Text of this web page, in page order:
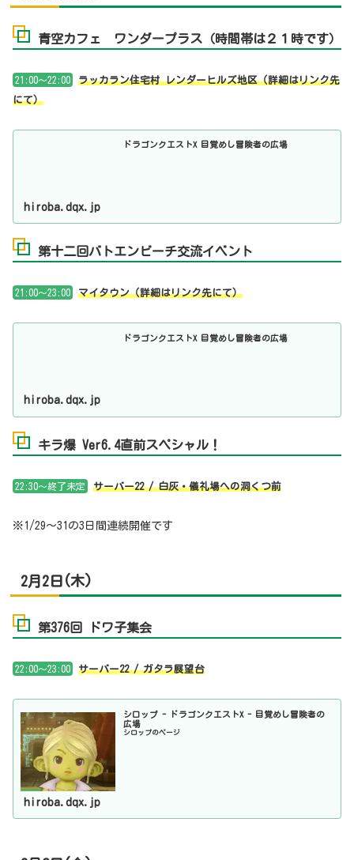
青空カフェ ワンダープラス（時間帯は２１時です）
21:00～22:00
ラッカラン住宅村 レンダーヒルズ地区（詳細はリンク先
にて）
ドラゴンクエストX 目覚めし冒険者の広場
hiroba.dqx.jp
第十二回バトエンビーチ交流イベント
21:00～23:00 マイタウン（詳細はリンク先にて）
ドラゴンクエストX 目覚めし冒険者の広場
hiroba.dqx.jp
キラ爆 Ver6.4直前スペシャル！
22:30～終了未定 サーバー22 / 白灰・儀礼場への洞くつ前
※1/29～31の3日間連続開催です
2月2日(木)
第376回 ドワ子集会
22:00～23:00 サーバー22 / ガタラ展望台
シロップ - ドラゴンクエストX - 目覚めし冒険者の
広場
シロップのページ
hiroba.dqx.jp